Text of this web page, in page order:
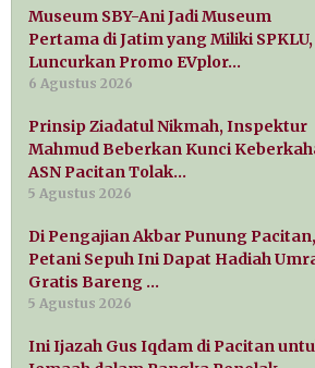
Museum SBY-Ani Jadi Museum
Pertama di Jatim yang Miliki SPKLU,
Luncurkan Promo EVplor…
6 Agustus 2026
Prinsip Ziadatul Nikmah, Inspektur
Mahmud Beberkan Kunci
ASN Pacitan Tolak…
5 Agustus 2026
Di Pengajian Akbar Punung Pacitan,
Petani Sepuh Ini Dapat Hadiah
Gratis Bareng …
5 Agustus 2026
Ini Ijazah Gus Iqdam di Pacitan